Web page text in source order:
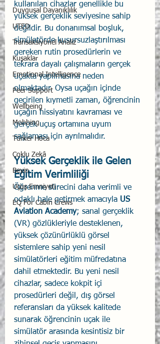
Duygusal Dayanıklılık
UTED
Transaksiyonel Analiz
Kuşaklar
Emotional Intelligence
Peer Support
Wellbeing
Mobbing
Türker Hoca
Çoklu Zekâ
Beyin
Uçuş Emniyeti
EQ For Cabin Crews
kullanılan cihazlar genellikle bu
yüksek gerçeklik seviyesine sahip
değildir. Bu donanımsal boşluk,
simülatörde kusursuzlaştırılması
gereken rutin prosedürlerin ve
tekrara dayalı çalışmaların gerçek
uçakta yapılmasına neden
olmaktadır. Oysa uçağın içinde
geçirilen kıymetli zaman, öğrencinin
uçağın hissiyatını kavraması ve
gerçek uçuş ortamına uyum
sağlaması için ayrılmalıdır.
Yüksek Gerçeklik ile Gelen
Eğitim Verimliliği
Öğrenme sürecini daha verimli ve
odaklı hale getirmek amacıyla US
Aviation Academy; sanal gerçeklik
(VR) gözlükleriyle desteklenen,
yüksek çözünürlüklü görsel
sistemlere sahip yeni nesil
simülatörleri eğitim müfredatına
dahil etmektedir. Bu yeni nesil
cihazlar, sadece kokpit içi
prosedürleri değil, dış görsel
referansları da yüksek kalitede
sunarak öğrencinin uçak ile
simülatör arasında kesintisiz bir